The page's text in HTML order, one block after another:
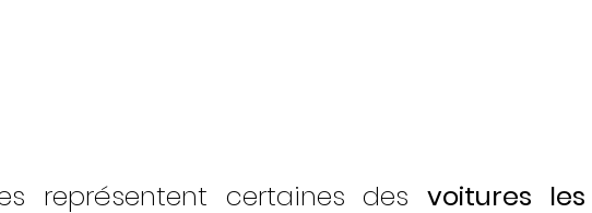
représentent certaines des voitures